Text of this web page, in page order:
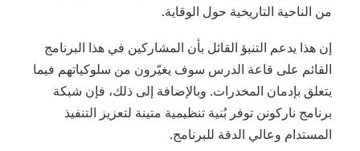
من الناحية التاريخية حول الوقاية.
إن هذا يدعم التنبؤ القائل بأن المشاركين في هذا البرنامج
القائم على قاعة الدرس سوف يغيّرون من سلوكياتهم فيما
يتعلق بإدمان المخدرات. وبالإضافة إلى ذلك، فإن شبكة
برنامج ناركونن توفر بُنية تنظيمية متينة لتعزيز التنفيذ
المستدام وعالي الدقة للبرنامج.